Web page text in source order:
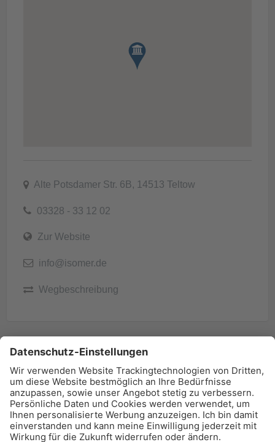
Alte Potsdamer Str. 6B, 14513 Teltow
03328 - 33 12 02
Zur Website
info@isomer.de
Wegbeschreibung
BAU-Index Newsletter
Erhalten Sie regelmäßig Benachrichtigungen zu den